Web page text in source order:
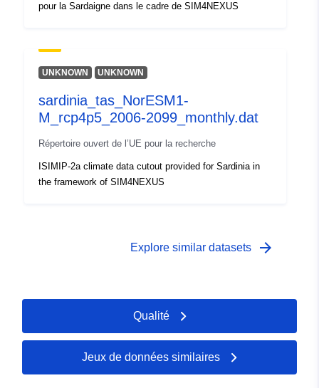
pour la Sardaigne dans le cadre de SIM4NEXUS
UNKNOWN UNKNOWN
sardinia_tas_NorESM1-
M_rcp4p5_2006-2099_monthly.dat
Répertoire ouvert de l’UE pour la recherche
ISIMIP-2a climate data cutout provided for Sardinia in
the framework of SIM4NEXUS
Explore similar datasets arrow_forward
Qualité
Jeux de données similaires